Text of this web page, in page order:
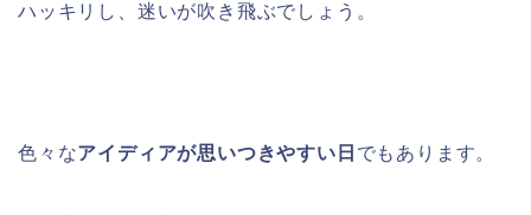
ハッキリし、迷いが吹き飛ぶでしょう。
色々なアイディアが思いつきやすい日 でもあります。